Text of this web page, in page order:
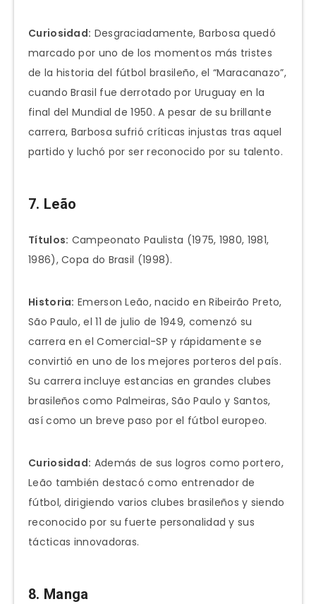
Curiosidad: Desgraciadamente, Barbosa quedó
marcado por uno de los momentos más tristes
de la historia del fútbol brasileño, el “Maracanazo”,
cuando Brasil fue derrotado por Uruguay en la
final del Mundial de 1950. A pesar de su brillante
carrera, Barbosa sufrió críticas injustas tras aquel
partido y luchó por ser reconocido por su talento.
7. Leão
Títulos: Campeonato Paulista (1975, 1980, 1981,
1986), Copa do Brasil (1998).
Historia: Emerson Leão, nacido en Ribeirão Preto,
São Paulo, el 11 de julio de 1949, comenzó su
carrera en el Comercial-SP y rápidamente se
convirtió en uno de los mejores porteros del país.
Su carrera incluye estancias en grandes clubes
brasileños como Palmeiras, São Paulo y Santos,
así como un breve paso por el fútbol europeo.
Curiosidad: Además de sus logros como portero,
Leão también destacó como entrenador de
fútbol, dirigiendo varios clubes brasileños y siendo
reconocido por su fuerte personalidad y sus
tácticas innovadoras.
8. Manga